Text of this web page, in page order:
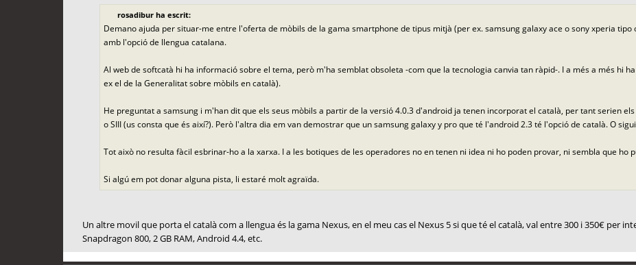
rosadibur ha escrit:
Demano ajuda per situar-me entre l'oferta de mòbils de la gama smartphone de tipus mitjà (per ex. samsung galaxy ace o sony xperia tipo
amb l'opció de llengua catalana.
Al web de softcatà hi ha informació sobre el tema, però m'ha semblat obsoleta -com que la tecnologia canvia tan ràpid-. I a més a més hi
ex el de la Generalitat sobre mòbils en català).
He preguntat a samsung i m'han dit que els seus mòbils a partir de la versió 4.0.3 d'android ja tenen incorporat el català, per tant serien
o SIII (us consta que és així?). Però l'altra dia em van demostrar que un samsung galaxy y pro que té l'android 2.3 té l'opció de català. O
Tot això no resulta fàcil esbrinar-ho a la xarxa. I a les botiques de les operadores no en tenen ni idea ni ho poden provar, ni sembla que ho
Si algú em pot donar alguna pista, li estaré molt agraïda.
Un altre movil que porta el català com a llengua és la gama Nexus, en el meu cas el Nexus 5 si que té el català, val entre 300 i 350€ per
Snapdragon 800, 2 GB RAM, Android 4.4, etc.